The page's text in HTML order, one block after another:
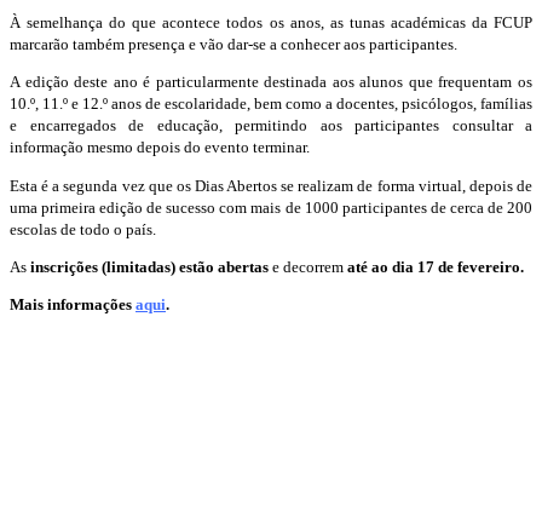
À semelhança do que acontece todos os anos, as tunas académicas da FCUP
marcarão também presença e vão dar-se a conhecer aos participantes.
A edição deste ano é particularmente destinada aos alunos que frequentam os
10.º, 11.º e 12.º anos de escolaridade, bem como a docentes, psicólogos, famílias
e encarregados de educação, permitindo aos participantes consultar a
informação mesmo depois do evento terminar.
Esta é a segunda vez que os Dias Abertos se realizam de forma virtual, depois de
uma primeira edição de sucesso com mais de 1000 participantes de cerca de 200
escolas de todo o país.
As inscrições (limitadas) estão abertas e decorrem até ao dia 17 de fevereiro.
Mais informações aqui.